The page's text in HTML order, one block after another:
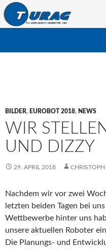
BILDER, EUROBOT 2018, NEWS
WIR
UND DIZZY
29. APRIL 2018
Nachdem wir vor zwei
letzten beiden Tagen bei
Wettbewerbe hinter uns
unsere aktuellen Roboter
Die Planungs- und